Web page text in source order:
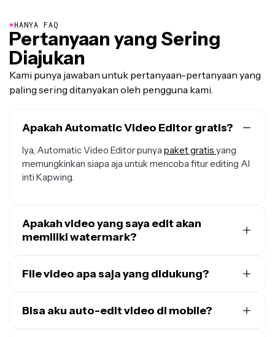
●HANYA FAQ
Pertanyaan yang Sering
Diajukan
Kami punya jawaban untuk pertanyaan-pertanyaan yang
paling sering ditanyakan oleh pengguna kami.
Apakah Automatic Video Editor gratis?
Iya, Automatic Video Editor punya paket gratis yang
memungkinkan siapa aja untuk mencoba fitur editing AI
inti Kapwing.
Apakah video yang saya edit akan
memiliki watermark?
menyertakan watermark kecil saat diekspor. Untuk
batas unggah yang lebih tinggi dan tools AI premium.
File video apa saja yang didukung?
termasuk MP4, MOV, AVI, 3GP, 3GPP, WMV, FLV, MKV,
Bisa aku auto-edit video di mobile?